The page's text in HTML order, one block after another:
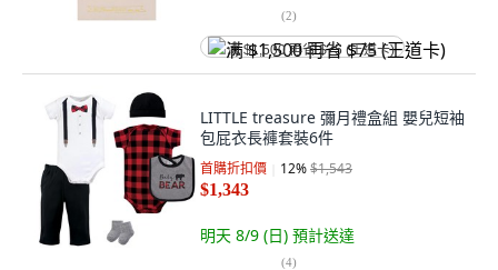
(2)
满 $1,500 再省 $75 (王道卡)
LITTLE treasure 彌月禮盒組 嬰兒短袖
包屁衣長褲套裝6件
首購折扣價 12%$1,543
$1,343
明天 8/9 (日) 預計送達
(4)